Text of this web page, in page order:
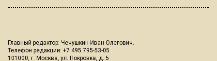
Главный редактор: Чечушкин Иван Олегович.
Телефон редакции: +7 495 795-53-05
101000, г. Москва, ул. Покровка, д. 5